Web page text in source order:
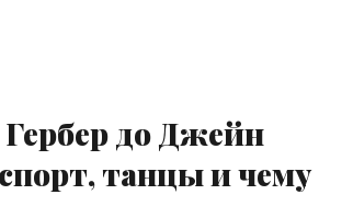
до Джейн
танцы и чему